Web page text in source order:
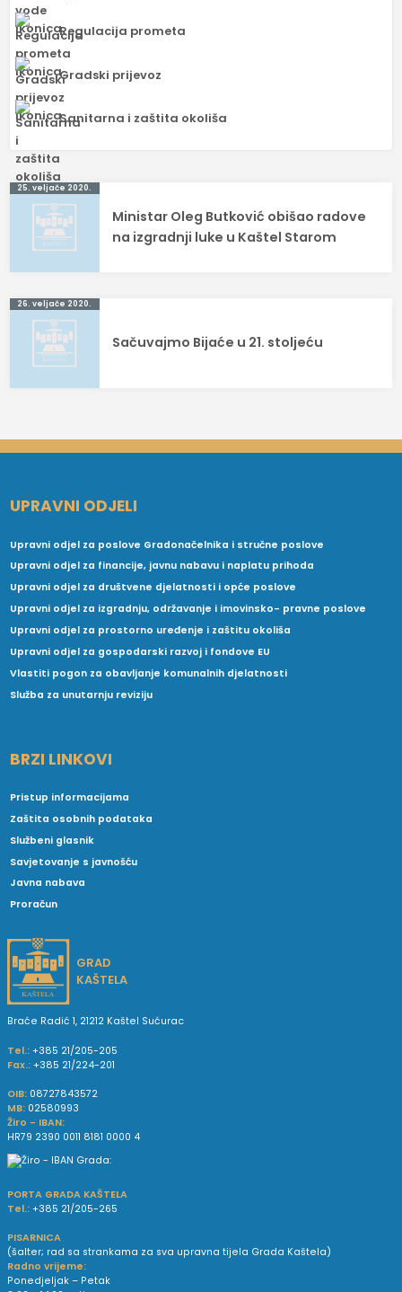
Regulacija prometa
Gradski prijevoz
Sanitarna i zaštita okoliša
Navigacija
objava
25. veljače 2020.
Ministar Oleg Butković obišao radove
na izgradnji luke u Kaštel Starom
26. veljače 2020.
Sačuvajmo Bijaće u 21. stoljeću
UPRAVNI ODJELI
Upravni odjel za poslove Gradonačelnika i stručne poslove
Upravni odjel za financije, javnu nabavu i naplatu prihoda
Upravni odjel za društvene djelatnosti i opće poslove
Upravni odjel za izgradnju, održavanje i imovinsko- pravne poslove
Upravni odjel za prostorno uređenje i zaštitu okoliša
Upravni odjel za gospodarski razvoj i fondove EU
Vlastiti pogon za obavljanje komunalnih djelatnosti
Služba za unutarnju reviziju
BRZI LINKOVI
Pristup informacijama
Zaštita osobnih podataka
Službeni glasnik
Savjetovanje s javnošću
Javna nabava
Proračun
GRAD
KAŠTELA
Braće Radić 1, 21212 Kaštel Sućurac
Tel.: +385 21/205-205
Fax.: +385 21/224-201
OIB: 08727843572
MB: 02580993
Žiro - IBAN:
HR79 2390 0011 8181 0000 4
PORTA GRADA KAŠTELA
Tel.: +385 21/205-265
PISARNICA
(šalter; rad sa strankama za sva upravna tijela Grada Kaštela)
Radno vrijeme:
Ponedjeljak – Petak